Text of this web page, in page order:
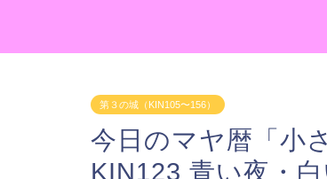
第３の城（KIN105〜156）
今日のマヤ暦「小
KIN123 青い夜・